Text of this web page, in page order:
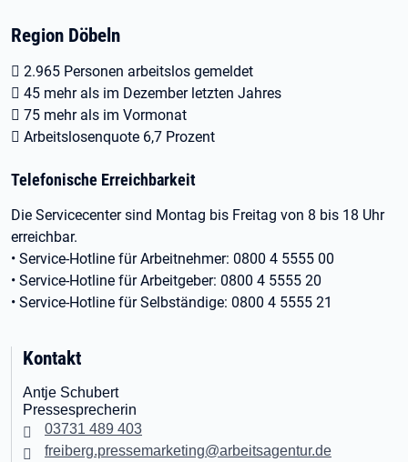
Region Döbeln
 2.965 Personen arbeitslos gemeldet
 45 mehr als im Dezember letzten Jahres
 75 mehr als im Vormonat
 Arbeitslosenquote 6,7 Prozent
Telefonische Erreichbarkeit
Die Servicecenter sind Montag bis Freitag von 8 bis 18 Uhr
erreichbar.
• Service-Hotline für Arbeitnehmer: 0800 4 5555 00
• Service-Hotline für Arbeitgeber: 0800 4 5555 20
• Service-Hotline für Selbständige: 0800 4 5555 21
Kontakt
Antje Schubert
Pressesprecherin
03731 489 403
freiberg.pressemarketing@arbeitsagentur.de